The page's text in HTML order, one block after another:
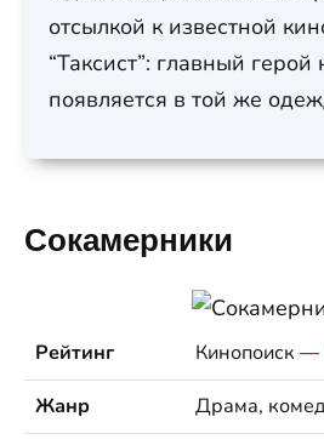
отсылкой к известной
“Таксист”: главный герой
появляется в той же
Сокамерники
Рейтинг Кинопоиск —
Жанр
Драма,